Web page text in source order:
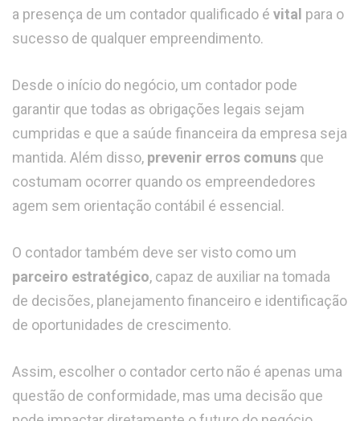
a presença de um contador qualificado é vital para o
sucesso de qualquer empreendimento.
Desde o início do negócio, um contador pode
garantir que todas as obrigações legais sejam
cumpridas e que a saúde financeira da empresa seja
mantida. Além disso, prevenir erros comuns que
costumam ocorrer quando os empreendedores
agem sem orientação contábil é essencial.
O contador também deve ser visto como um
parceiro estratégico, capaz de auxiliar na tomada
de decisões, planejamento financeiro e identificação
de oportunidades de crescimento.
Assim, escolher o contador certo não é apenas uma
questão de conformidade, mas uma decisão que